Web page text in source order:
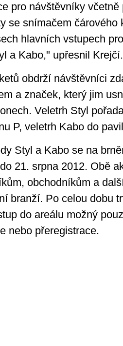
pro návštěvníky
se snímačem čárového
hlavních vstupech
a Kabo," upřesnil Krejčí.
obdrží návštěvníci
a značek, který jim
Veletrh Styl
P, veletrh Kabo do
Styl a Kabo se na
21. srpna 2012. Obě
obchodníkům a
branží. Po celou dobu
do areálu možný
nebo přeregistrace.